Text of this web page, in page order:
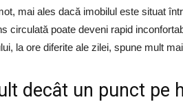
mai ales dacă imobilul este situat
circulată poate deveni rapid
la ore diferite ale zilei, spune mult
decât un punct pe